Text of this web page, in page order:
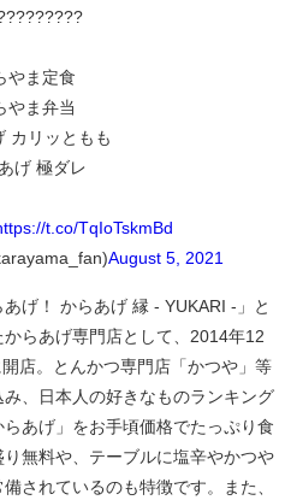
やま定食
やま弁当
カリッともも
げ 極ダレ
t.co/TqIoTskmBd
August 5, 2021
げ！ からあげ 縁 - YUKARI -」と
らあげ専門店として、2014年12
店。とんかつ専門店「かつや」等
、日本人の好きなものランキング
あげ」をお手頃価格でたっぷり食
無料や、テーブルに塩辛やかつや
されているのも特徴です。また、